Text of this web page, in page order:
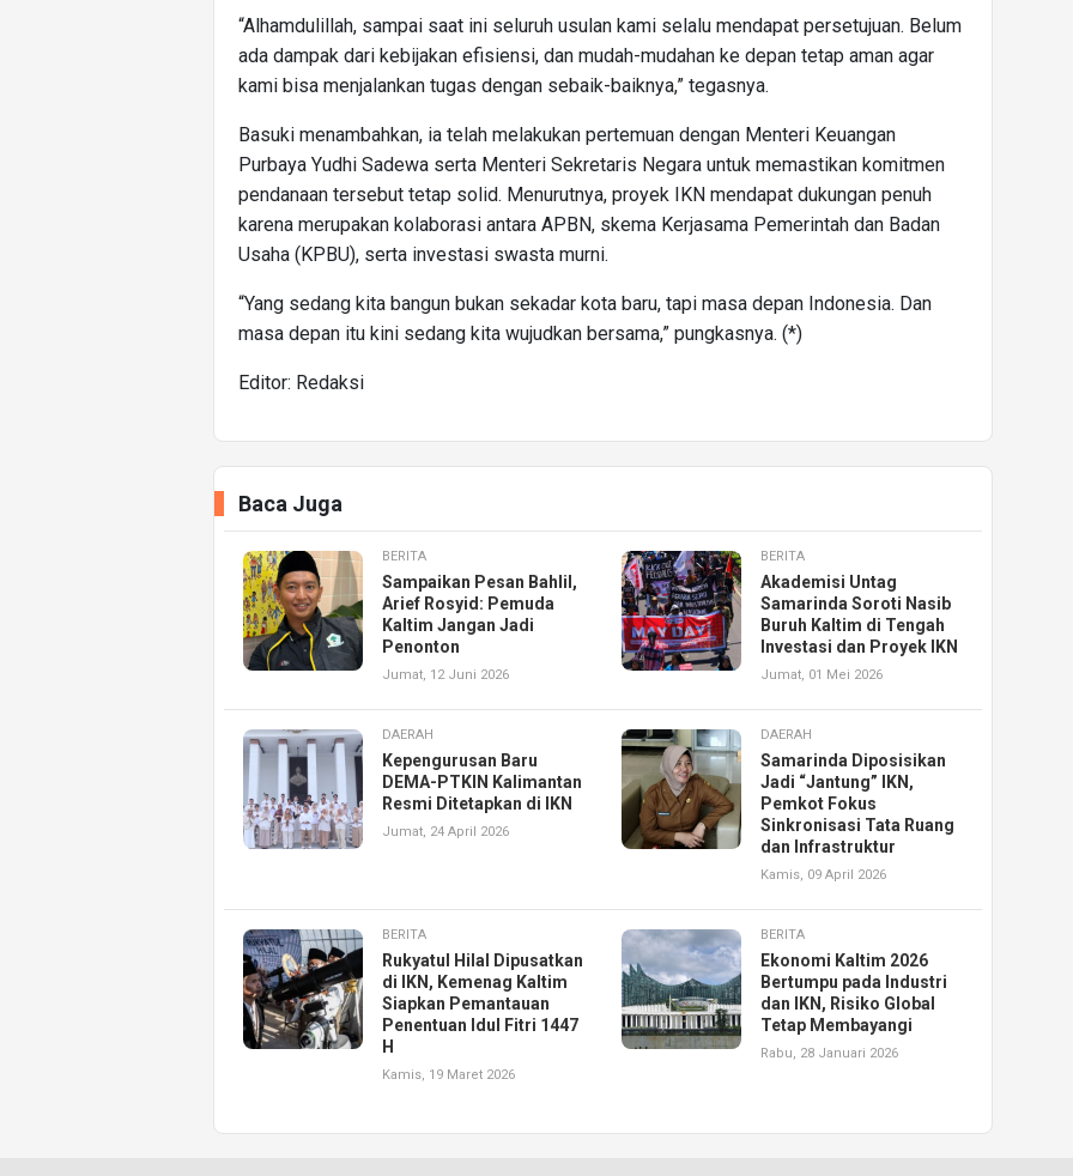
“Alhamdulillah, sampai saat ini seluruh usulan kami selalu mendapat persetujuan. Belum
ada dampak dari kebijakan efisiensi, dan mudah-mudahan ke depan tetap aman agar
kami bisa menjalankan tugas dengan sebaik-baiknya,” tegasnya.
Basuki menambahkan, ia telah melakukan pertemuan dengan Menteri Keuangan
Purbaya Yudhi Sadewa serta Menteri Sekretaris Negara untuk memastikan komitmen
pendanaan tersebut tetap solid. Menurutnya, proyek IKN mendapat dukungan penuh
karena merupakan kolaborasi antara APBN, skema Kerjasama Pemerintah dan Badan
Usaha (KPBU), serta investasi swasta murni.
“Yang sedang kita bangun bukan sekadar kota baru, tapi masa depan Indonesia. Dan
masa depan itu kini sedang kita wujudkan bersama,” pungkasnya. (*)
Editor: Redaksi
Baca Juga
BERITA
Sampaikan Pesan Bahlil,
Arief Rosyid: Pemuda
Kaltim Jangan Jadi
Penonton
Jumat, 12 Juni 2026
BERITA
Akademisi Untag
Samarinda Soroti Nasib
Buruh Kaltim di Tengah
Investasi dan Proyek IKN
Jumat, 01 Mei 2026
DAERAH
Kepengurusan Baru
DEMA-PTKIN Kalimantan
Resmi Ditetapkan di IKN
Jumat, 24 April 2026
DAERAH
Samarinda Diposisikan
Jadi “Jantung” IKN,
Pemkot Fokus
Sinkronisasi Tata Ruang
dan Infrastruktur
Kamis, 09 April 2026
BERITA
Rukyatul Hilal Dipusatkan
di IKN, Kemenag Kaltim
Siapkan Pemantauan
Penentuan Idul Fitri 1447
H
Kamis, 19 Maret 2026
BERITA
Ekonomi Kaltim 2026
Bertumpu pada Industri
dan IKN, Risiko Global
Tetap Membayangi
Rabu, 28 Januari 2026